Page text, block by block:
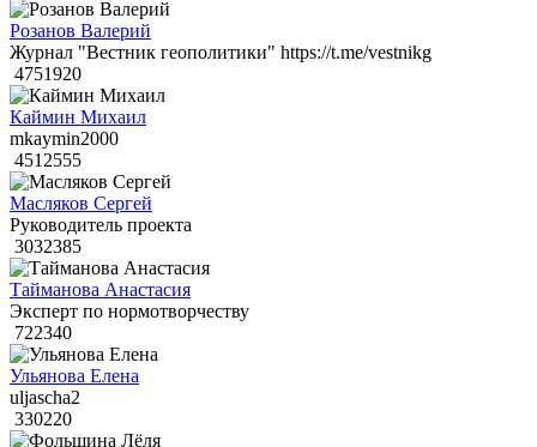
Розанов Валерий
Журнал "Вестник геополитики" https://t.me/vestnikg
4751920
Каймин Михаил
mkaymin2000
4512555
Масляков Сергей
Руководитель проекта
3032385
Тайманова Анастасия
Эксперт по нормотворчеству
722340
Ульянова Елена
uljascha2
330220